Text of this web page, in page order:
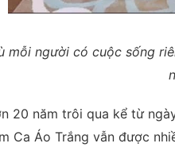
mỗi người có cuộc sống
20 năm trôi qua kể từ
Ca Áo Trắng vẫn được